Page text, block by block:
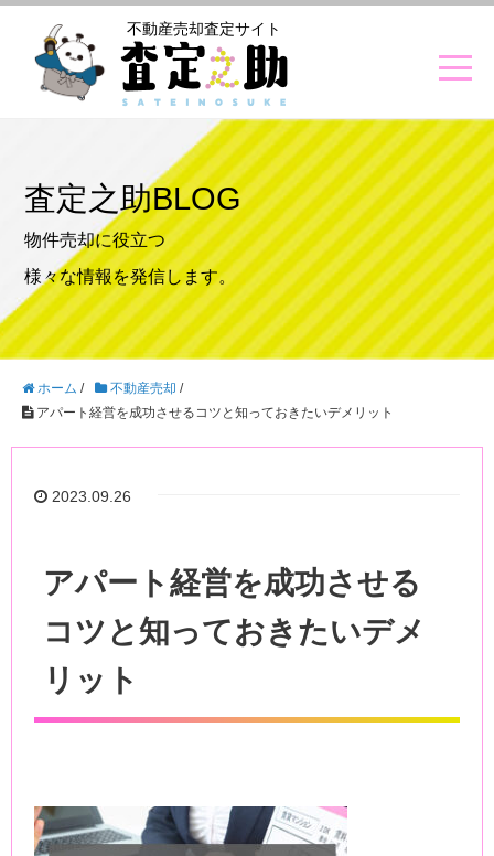
不動産売却査定サイト
査定之助BLOG
物件売却に役立つ
様々な情報を発信します。
ホーム / 不動産売却 /
アパート経営を成功させるコツと知っておきたいデメリット
2023.09.26
アパート経営を成功させる
コツと知っておきたいデメ
リット